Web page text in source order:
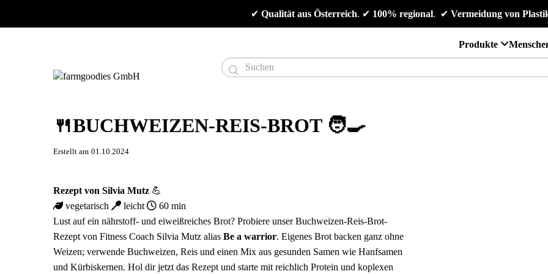
✔ Qualität aus Österreich. ✔ 100% regional. ✔ Vermeidung von
Produkte

🍴BUCHWEIZEN-REIS-BROT 🧑‍🍳
Erstellt am 01.10.2024
Rezept von Silvia Mutz 💪
vegetarisch
leicht
60 min
Lust auf ein nährstoff- und eiweißreiches Brot? Probiere unser Buchweizen-Reis-Brot-
Rezept von Fitness Coach Silvia Mutz alias Be a warrior. Eigenes Brot backen ganz ohne
Weizen; verwende Buchweizen, Reis und einen Mix aus gesunden Samen wie Hanfsamen
und Kürbiskernen. Hol dir jetzt das Rezept und starte mit reichlich Protein und koplexen